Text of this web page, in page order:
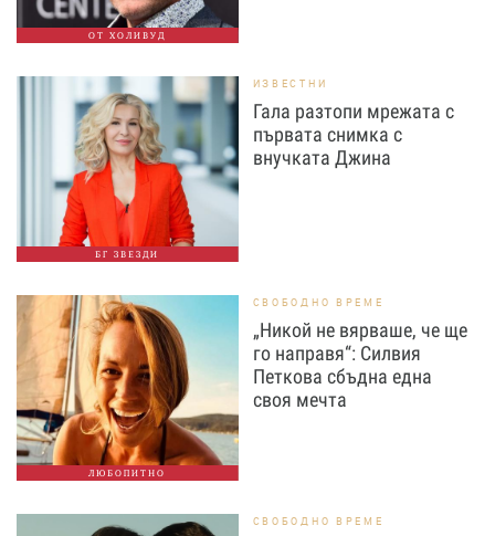
ОТ ХОЛИВУД
БГ ЗВЕЗДИ
ИЗВЕСТНИ
Гала разтопи мрежата с
първата снимка с
внучката Джина
ЛЮБОПИТНО
СВОБОДНО ВРЕМЕ
„Никой не вярваше, че ще
го направя“: Силвия
Петкова сбъдна една
своя мечта
СВОБОДНО ВРЕМЕ